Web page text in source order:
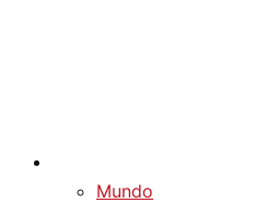
Mundo